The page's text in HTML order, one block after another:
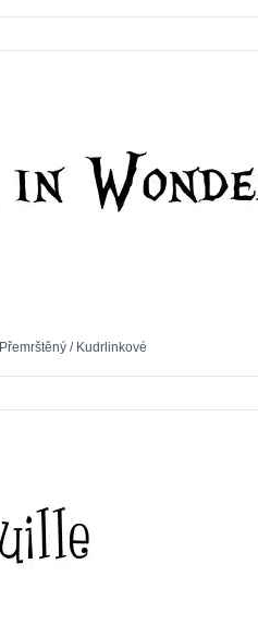
Přemrštěný/ Kudrlinkové